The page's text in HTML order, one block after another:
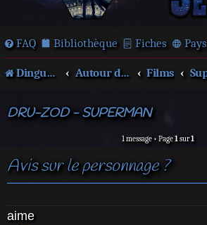
FAQ Bibliothèque Fiches Pays
Dingues de séries télé ! Autour des films et séries Films
DRU-ZOD - SUPERMAN
1 message • Page1sur1
Avis sur le personnage ?
aime